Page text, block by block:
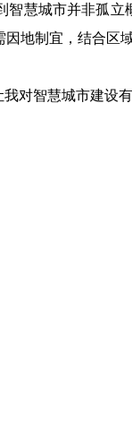
智慧城市并非孤
地制宜，结合区
对智慧城市建设